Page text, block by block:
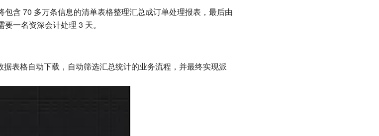
含 70 多万条信息的清单表格整理汇总成订单处理报表，最后由
一名资深会计处理 3 天。
表格自动下载，自动筛选汇总统计的业务流程，并最终实现派